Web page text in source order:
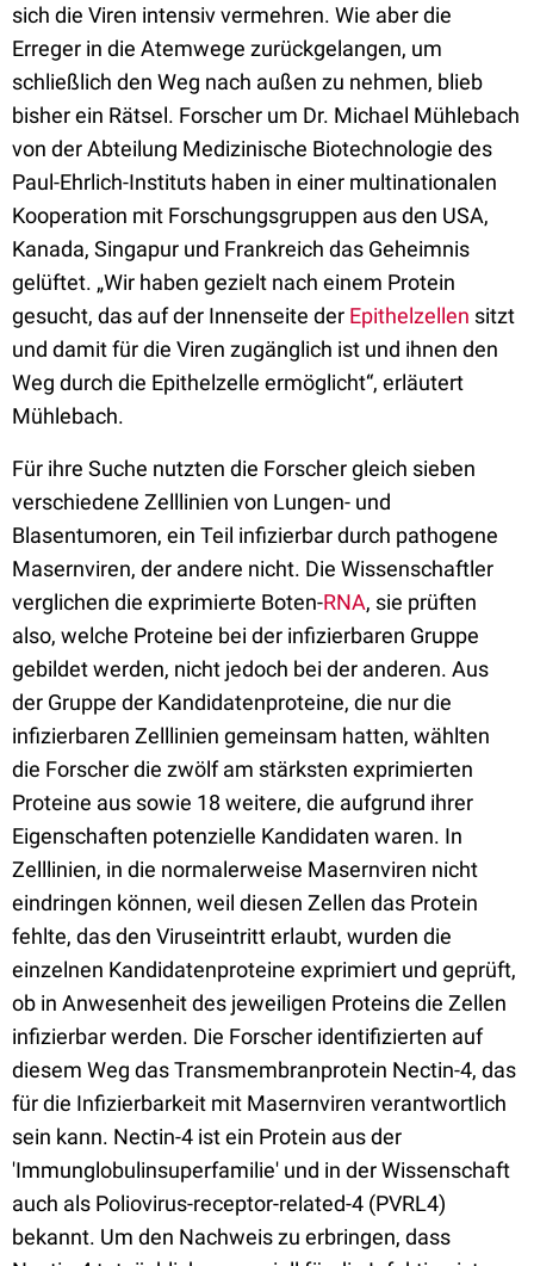
sich die Viren intensiv vermehren. Wie aber die
Erreger in die Atemwege zurückgelangen, um
schließlich den Weg nach außen zu nehmen, blieb
bisher ein Rätsel. Forscher um Dr. Michael Mühlebach
von der Abteilung Medizinische Biotechnologie des
Paul-Ehrlich-Instituts haben in einer multinationalen
Kooperation mit Forschungsgruppen aus den USA,
Kanada, Singapur und Frankreich das Geheimnis
gelüftet. „Wir haben gezielt nach einem Protein
gesucht, das auf der Innenseite der Epithelzellen sitzt
und damit für die Viren zugänglich ist und ihnen den
Weg durch die Epithelzelle ermöglicht“, erläutert
Mühlebach.
Für ihre Suche nutzten die Forscher gleich sieben
verschiedene Zelllinien von Lungen- und
Blasentumoren, ein Teil infizierbar durch pathogene
Masernviren, der andere nicht. Die Wissenschaftler
verglichen die exprimierte Boten-RNA, sie prüften
also, welche Proteine bei der infizierbaren Gruppe
gebildet werden, nicht jedoch bei der anderen. Aus
der Gruppe der Kandidatenproteine, die nur die
infizierbaren Zelllinien gemeinsam hatten, wählten
die Forscher die zwölf am stärksten exprimierten
Proteine aus sowie 18 weitere, die aufgrund ihrer
Eigenschaften potenzielle Kandidaten waren. In
Zelllinien, in die normalerweise Masernviren nicht
eindringen können, weil diesen Zellen das Protein
fehlte, das den Viruseintritt erlaubt, wurden die
einzelnen Kandidatenproteine exprimiert und geprüft,
ob in Anwesenheit des jeweiligen Proteins die Zellen
infizierbar werden. Die Forscher identifizierten auf
diesem Weg das Transmembranprotein Nectin-4, das
für die Infizierbarkeit mit Masernviren verantwortlich
sein kann. Nectin-4 ist ein Protein aus der
'Immunglobulinsuperfamilie' und in der Wissenschaft
auch als Poliovirus-receptor-related-4 (PVRL4)
bekannt. Um den Nachweis zu erbringen, dass